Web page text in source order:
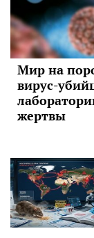
Мир на
вирус-
жертвы